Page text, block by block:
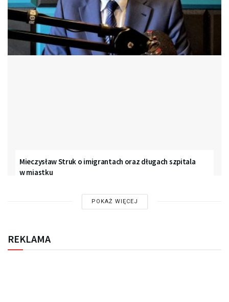
Mieczysław Struk o imigrantach oraz długach szpitala
w miastku
POKAŻ WIĘCEJ
REKLAMA